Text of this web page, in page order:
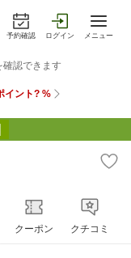
予約確認 ログイン メニュー
クーポン クチコミ